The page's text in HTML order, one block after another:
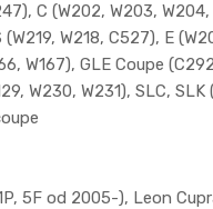
C (W202, W203,
W218, C527), E
W167), GLE Coupe
W230, W231), SLC, SLK
5F od 2005-), Leon